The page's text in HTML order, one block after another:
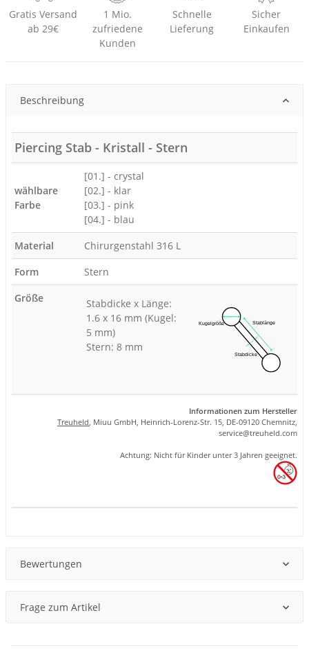
Gratis Versand
ab 29€
1 Mio.
zufriedene
Kunden
Schnelle
Lieferung
Sicher
Einkaufen
Beschreibung
Piercing Stab - Kristall - Stern
wählbare
Farbe
[01.] - crystal
[02.] - klar
[03.] - pink
[04.] - blau
Material
Chirurgenstahl 316 L
Form
Stern
Größe
Stabdicke x Länge:
1.6 x 16 mm (Kugel:
5 mm)
Stern: 8 mm
Informationen zum Hersteller
Treuheld, Miuu GmbH, Heinrich-Lorenz-Str. 15, DE-09120 Chemnitz,
service@treuheld.com
Achtung: Nicht für Kinder unter 3 Jahren geeignet.
Bewertungen
Frage zum Artikel